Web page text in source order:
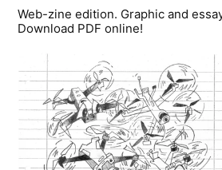
Web-zine edition. Graphic and
Download PDF online!